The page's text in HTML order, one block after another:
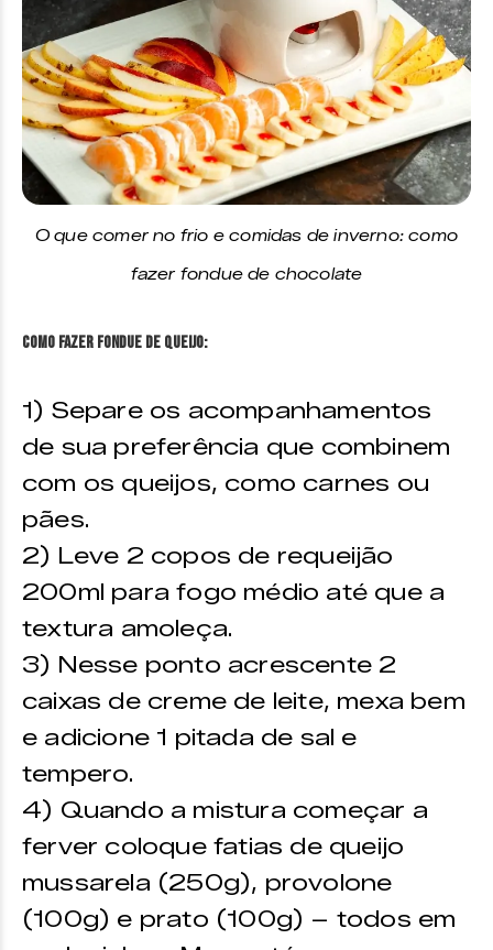
O que comer no frio e comidas de inverno: como
fazer fondue de chocolate
Como fazer fondue de Queijo:
1) Separe os acompanhamentos
de sua preferência que combinem
com os queijos, como carnes ou
pães.
2) Leve 2 copos de requeijão
200ml para fogo médio até que a
textura amoleça.
3) Nesse ponto acrescente 2
caixas de creme de leite, mexa bem
e adicione 1 pitada de sal e
tempero.
4) Quando a mistura começar a
ferver coloque fatias de queijo
mussarela (250g), provolone
(100g) e prato (100g) – todos em